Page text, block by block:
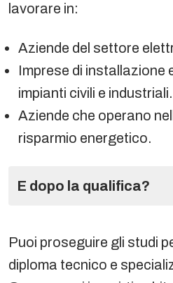
lavorare in:
Aziende del settore
Imprese di installazione
impianti civili e industriali.
Aziende che operano
risparmio energetico.
E dopo la qualifica?
Puoi proseguire gli studi
diploma tecnico e